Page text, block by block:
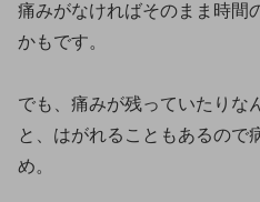
痛みがなければそのまま時間
かもです。
でも、痛みが残っていたりな
と、はがれることもあるので
め。